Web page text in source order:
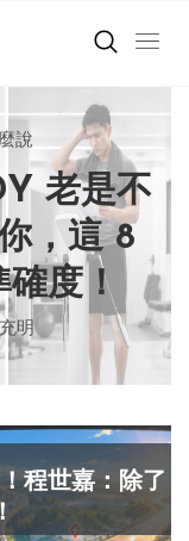
的事
爭議！
人腦創
科特勒
解
現在！
當下的
魯克斯
《米娜
孩如何
步
田心
說
老是不
，這 8
度！
明
世嘉：除了